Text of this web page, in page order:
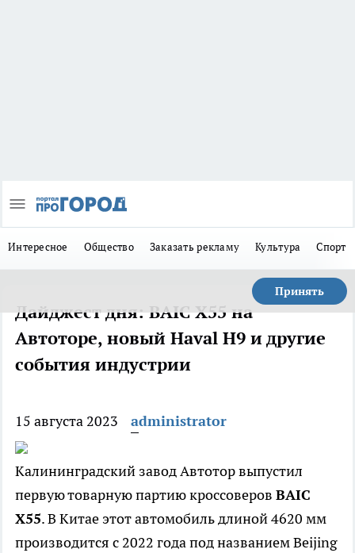
Интересное Общество Заказать рекламу Культура Спорт
Принять
Дайджест дня: BAIC X55 на
Автоторе, новый Haval H9 и другие
события индустрии
15 августа 2023 administrator
Калининградский завод Автотор выпустил
первую товарную партию кроссоверов BAIC
X55. В Китае этот автомобиль длиной 4620 мм
производится с 2022 года под названием Beijing